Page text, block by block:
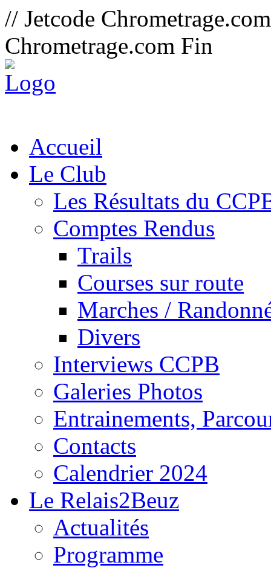
// Jetcode
Chrometrage.com Fin
Accueil
Le Club
Les Résultats du
Comptes Rendus
Trails
Courses sur route
Marches /
Divers
Interviews CCPB
Galeries Photos
Entrainements,
Contacts
Calendrier 2024
Le Relais2Beuz
Actualités
Programme